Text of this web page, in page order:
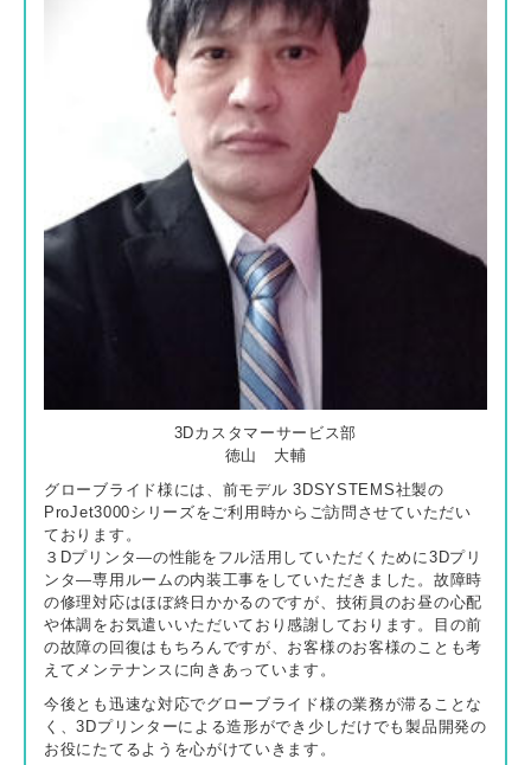
3Dカスタマーサービス部
徳山 大輔
グローブライド様には、前モデル 3DSYSTEMS社製の
ProJet3000シリーズをご利用時からご訪問させていただい
ております。
３Dプリンタ―の性能をフル活用していただくために3Dプリ
ンタ―専用ルームの内装工事をしていただきました。故障時
の修理対応はほぼ終日かかるのですが、技術員のお昼の心配
や体調をお気遣いいただいており感謝しております。目の前
の故障の回復はもちろんですが、お客様のお客様のことも考
えてメンテナンスに向きあっています。
今後とも迅速な対応でグローブライド様の業務が滞ることな
く、3Dプリンターによる造形ができ少しだけでも製品開発の
お役にたてるようを心がけていきます。